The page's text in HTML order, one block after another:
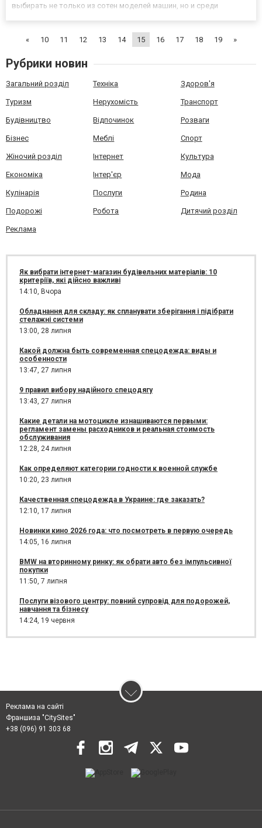
выбирать не только из сотен моделей машин, но и среди
«
10 11 12 13 14 15 16 17 18 19 »
Рубрики новин
Загальний розділ Техніка Здоров'я
Туризм Нерухомість Транспорт
Будівництво Відпочинок Розваги
Бізнес Меблі Спорт
Жіночий розділ Інтернет Культура
Економіка Інтер'єр Мода
Кулінарія Послуги Родина
Подорожі Робота Дитячий розділ
Реклама
Як вибрати інтернет-магазин будівельних матеріалів: 10
критеріїв, які дійсно важливі
14:10, Вчора
Обладнання для складу: як спланувати зберігання і підібрати
стелажні системи
13:00, 28 липня
Какой должна быть современная спецодежда: виды и
особенности
13:47, 27 липня
9 правил вибору надійного спецодягу
13:43, 27 липня
Какие детали на мотоцикле изнашиваются первыми:
регламент замены расходников и реальная стоимость
обслуживания
12:28, 24 липня
Как определяют категории годности к военной службе
10:20, 23 липня
Качественная спецодежда в Украине: где заказать?
12:10, 17 липня
Новинки кино 2026 года: что посмотреть в первую очередь
14:05, 16 липня
BMW на вторинному ринку: як обрати авто без імпульсивної
покупки
11:50, 7 липня
Послуги візового центру: повний супровід для подорожей,
навчання та бізнесу
14:24, 19 червня
Реклама на сайті
Франшиза "CitySites"
+38 (096) 91 303 68